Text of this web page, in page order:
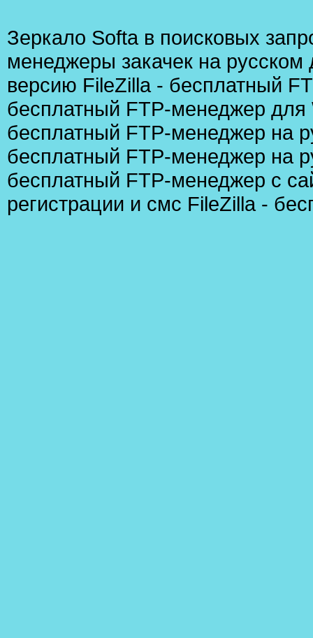
Зеркало Softа в поисковых
менеджеры закачек на русском
версию FileZilla - бесплатный
бесплатный FTP-менеджер для
бесплатный FTP-менеджер на
бесплатный FTP-менеджер на
бесплатный FTP-менеджер с
регистрации и смс FileZilla -